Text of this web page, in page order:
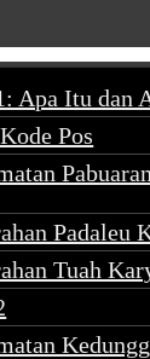
Apa Itu dan
Pos
Padaleu
Tuah